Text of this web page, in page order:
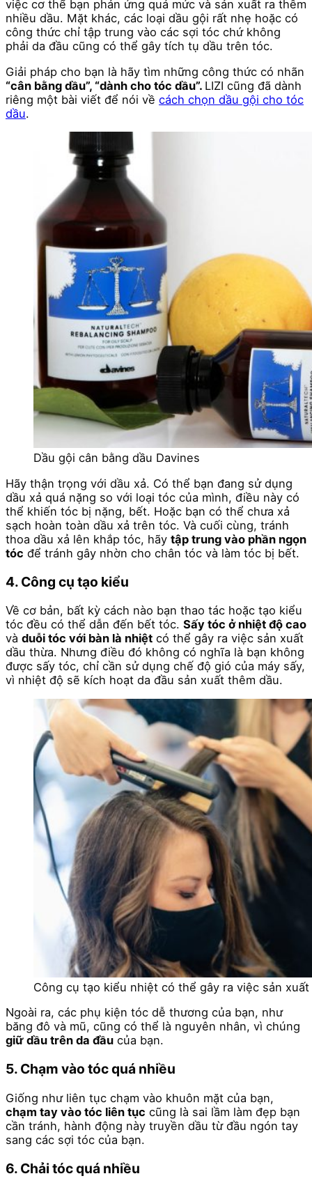
việc cơ thể bạn phản ứng quá mức và sản xuất ra thêm
nhiều dầu. Mặt khác, các loại dầu gội rất nhẹ hoặc có
công thức chỉ tập trung vào các sợi tóc chứ không
phải da đầu cũng có thể gây tích tụ dầu trên tóc.
Giải pháp cho bạn là hãy tìm những công thức có nhãn
“cân bằng dầu”, “dành cho tóc dầu”. LIZI cũng đã dành
riêng một bài viết để nói về cách chọn dầu gội cho tóc
dầu.
Dầu gội cân bằng dầu Davines
Hãy thận trọng với dầu xả. Có thể bạn đang sử dụng
dầu xả quá nặng so với loại tóc của mình, điều này có
thể khiến tóc bị nặng, bết. Hoặc bạn có thể chưa xả
sạch hoàn toàn dầu xả trên tóc. Và cuối cùng, tránh
thoa dầu xả lên khắp tóc, hãy tập trung vào phần ngọn
tóc để tránh gây nhờn cho chân tóc và làm tóc bị bết.
4. Công cụ tạo kiểu
Về cơ bản, bất kỳ cách nào bạn thao tác hoặc tạo kiểu
tóc đều có thể dẫn đến bết tóc. Sấy tóc ở nhiệt độ cao
và duỗi tóc với bàn là nhiệt có thể gây ra việc sản xuất
dầu thừa. Nhưng điều đó không có nghĩa là bạn không
được sấy tóc, chỉ cần sử dụng chế độ gió của máy sấy,
vì nhiệt độ sẽ kích hoạt da đầu sản xuất thêm dầu.
Công cụ tạo kiểu nhiệt có thể gây ra việc sản
Ngoài ra, các phụ kiện tóc dễ thương của bạn, như
băng đô và mũ, cũng có thể là nguyên nhân, vì chúng
giữ dầu trên da đầu của bạn.
5. Chạm vào tóc quá nhiều
Giống như liên tục chạm vào khuôn mặt của bạn,
chạm tay vào tóc liên tục cũng là sai lầm làm đẹp bạn
cần tránh, hành động này truyền dầu từ đầu ngón tay
sang các sợi tóc của bạn.
6. Chải tóc quá nhiều